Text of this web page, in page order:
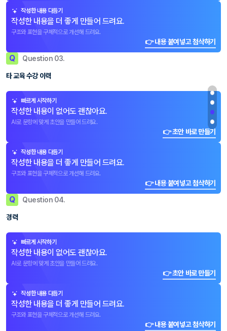
작성한 내용 다듬기
작성한 내용을 더 좋게 만들어 드려요.
구조와 표현을 구체적으로 개선해 드려요.
👉 내용 붙여넣고 첨삭하기
Q Question 03.
타 교육 수강 이력
빠르게 시작하기
작성한 내용이 없어도 괜찮아요.
AI로 문항에 맞게 초안을 만들어 드려요.
👉 초안 바로 만들기
작성한 내용 다듬기
작성한 내용을 더 좋게 만들어 드려요.
구조와 표현을 구체적으로 개선해 드려요.
👉 내용 붙여넣고 첨삭하기
Q Question 04.
경력
빠르게 시작하기
작성한 내용이 없어도 괜찮아요.
AI로 문항에 맞게 초안을 만들어 드려요.
👉 초안 바로 만들기
작성한 내용 다듬기
작성한 내용을 더 좋게 만들어 드려요.
구조와 표현을 구체적으로 개선해 드려요.
👉 내용 붙여넣고 첨삭하기